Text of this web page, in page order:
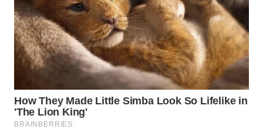
Wahana
Media
Group
WAHANA
NEWS
WAHANA
TANI